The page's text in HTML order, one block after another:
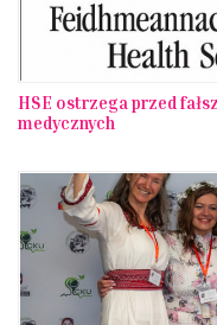
HSE ostrzega przed
medycznych